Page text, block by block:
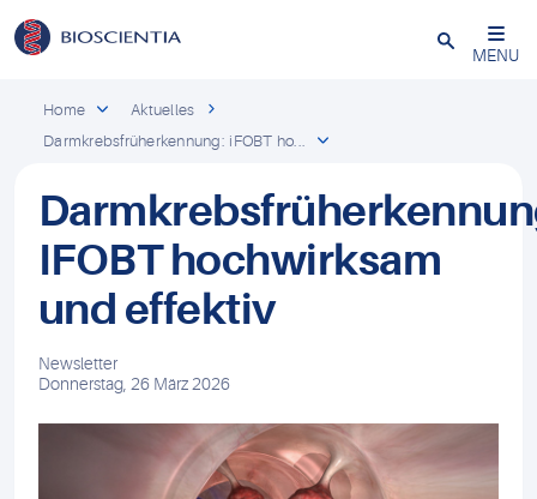
Schließen
MENU
Home
Aktuelles
Darmkrebsfrüherkennung: iFOBT ho...
IFOBT hochwirksam
und effektiv
Newsletter
Donnerstag, 26 März 2026